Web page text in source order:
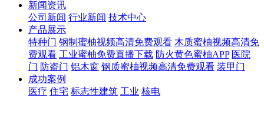
新闻资讯
公司新闻 行业新闻 技术中心
产品展示
特种门 钢制蜜柚视频高清免费观看 木质蜜柚视频高清免
费观看 工业蜜柚免费直播下载 防火黄色蜜柚APP 医院
门 防盗门 铝木窗 钢质蜜柚视频高清免费观看 装甲门
成功案例
医疗 住宅 标志性建筑 工业 核电